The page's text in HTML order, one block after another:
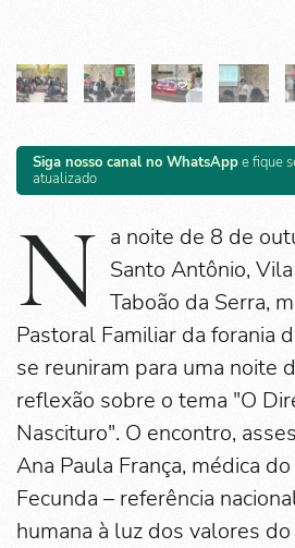
Siga nosso canal no WhatsAppe fique
atualizado
N a noite de 8 de
Santo Antônio,
Taboão da Serra,
Pastoral Familiar da forania
se reuniram para uma noite
reflexão sobre o tema "O
Nascituro". O encontro,
Ana Paula França, médica
Fecunda – referência
humana à luz dos valores